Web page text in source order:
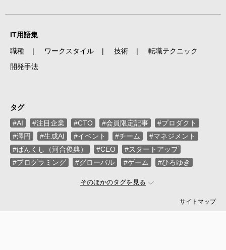
IT用語集
職種
ワークスタイル 技術
転職テクニック
開発手法
タグ
#AI
#注目企業 #CTO #会員限定記事
#プロダクト
#澤円
#生成AI #イベント #チーム
#マネジメント
#ばんくし（河合俊典）
#CEO
#スタートアップ
#プログラミング
#グローバル #ゲーム
#ひろゆき
そのほかのタグを見る
サイトマップ